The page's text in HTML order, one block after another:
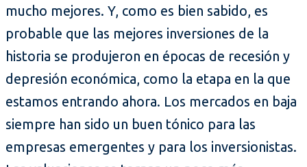
mucho mejores. Y, como es bien sabido, es
probable que las mejores inversiones de la
historia se produjeron en épocas de recesión y
depresión económica, como la etapa en la que
estamos entrando ahora. Los mercados en baja
siempre han sido un buen tónico para las
empresas emergentes y para los inversionistas.